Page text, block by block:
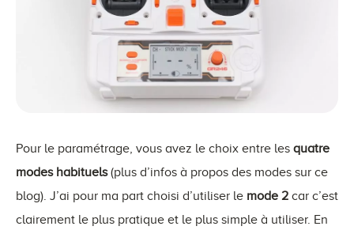
Pour le paramétrage, vous avez le choix entre les quatre
modes habituels(plus d’infos à propos des modes sur ce
blog). J’ai pour ma part choisi d’utiliser le mode 2 car c’est
clairement le plus pratique et le plus simple à utiliser. En